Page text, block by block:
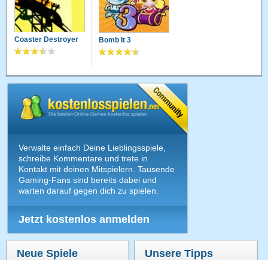
Coaster Destroyer Bomb It 3
Verwalte einfach Deine Lieblingsspiele,
schreibe Kommentare und trete in
Kontakt mit deinen Mitspielern. Tausende
Gaming-Fans sind bereits dabei und
warten darauf gegen dich zu spielen.
Jetzt kostenlos anmelden
Neue Spiele Unsere Tipps